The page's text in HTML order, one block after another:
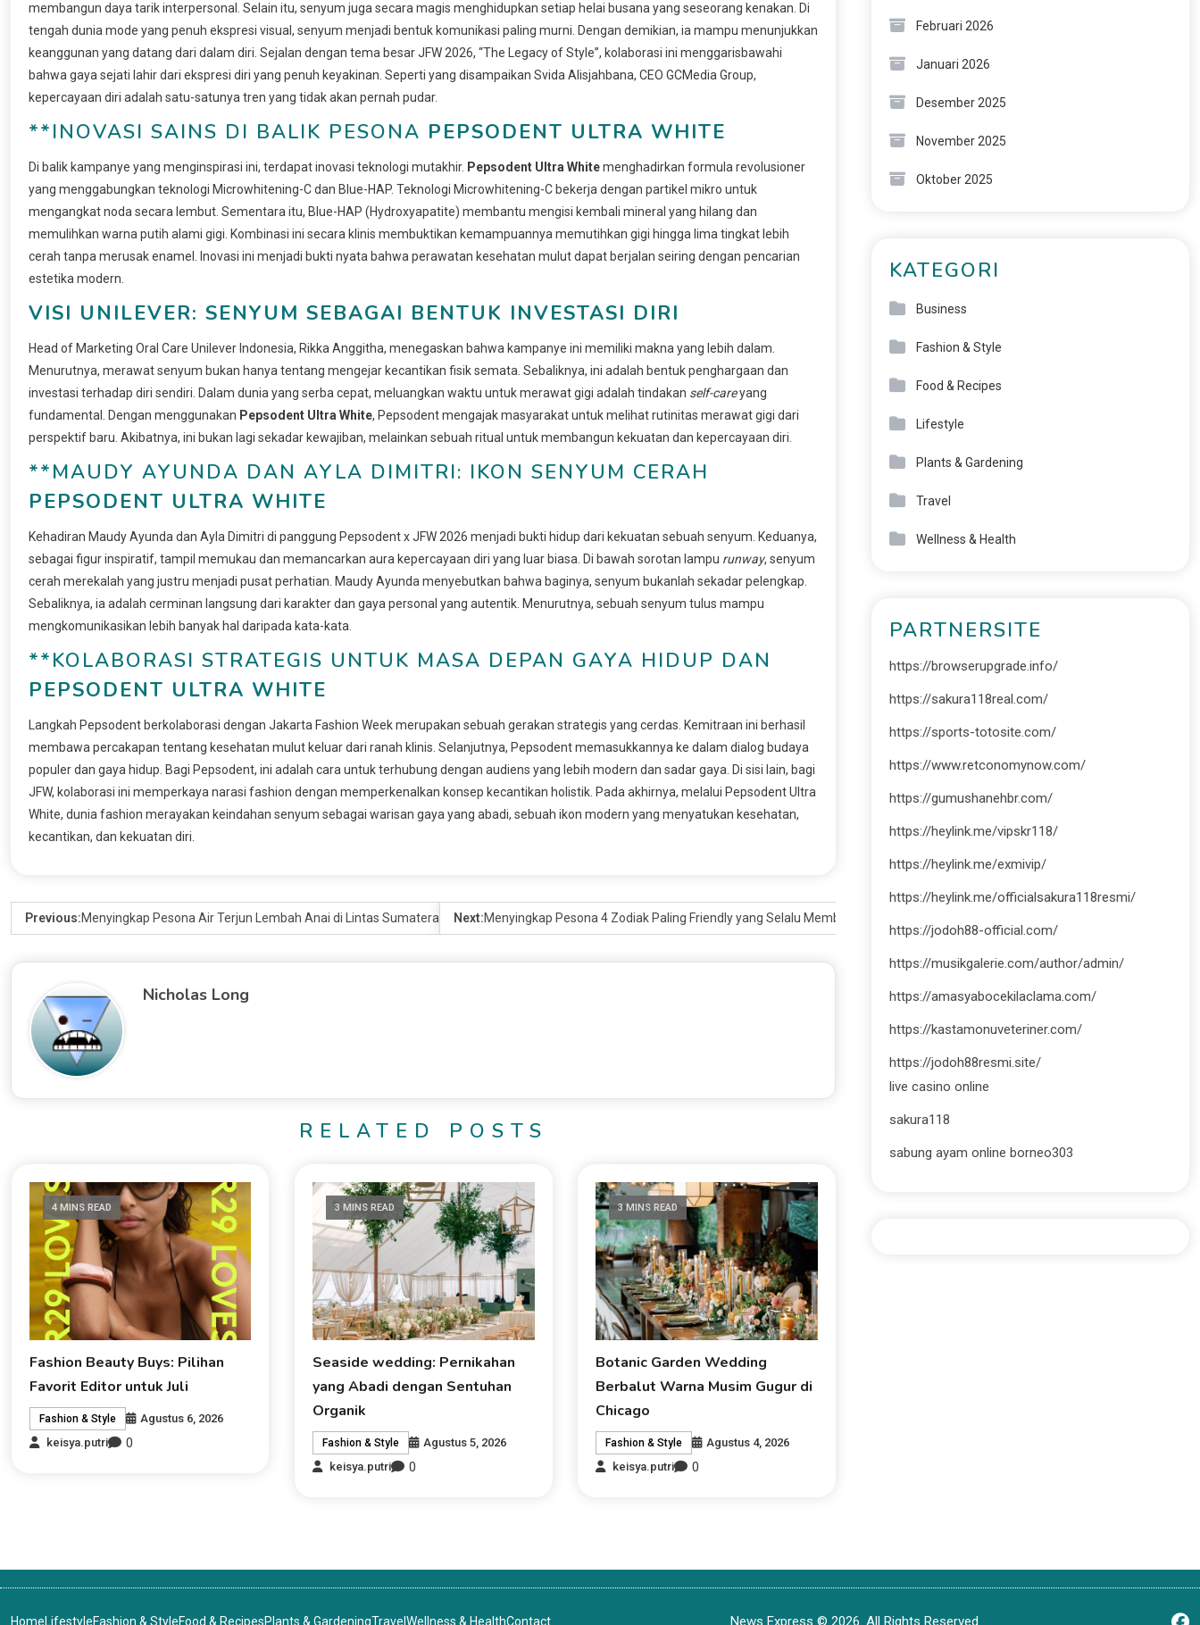
membangun daya tarik interpersonal. Selain itu, senyum juga secara magis menghidupkan setiap helai busana yang seseorang kenakan. Di
tengah dunia mode yang penuh ekspresi visual, senyum menjadi bentuk komunikasi paling murni. Dengan demikian, ia mampu menunjukkan
keanggunan yang datang dari dalam diri. Sejalan dengan tema besar JFW 2026, “The Legacy of Style”, kolaborasi ini menggarisbawahi
bahwa gaya sejati lahir dari ekspresi diri yang penuh keyakinan. Seperti yang disampaikan Svida Alisjahbana, CEO GCMedia Group,
kepercayaan diri adalah satu-satunya tren yang tidak akan pernah pudar.
**INOVASI SAINS DI BALIK PESONA PEPSODENT ULTRA WHITE
Di balik kampanye yang menginspirasi ini, terdapat inovasi teknologi mutakhir. Pepsodent Ultra Whitemenghadirkan formula revolusioner
yang menggabungkan teknologi Microwhitening-C dan Blue-HAP. Teknologi Microwhitening-C bekerja dengan partikel mikro untuk
mengangkat noda secara lembut. Sementara itu, Blue-HAP (Hydroxyapatite) membantu mengisi kembali mineral yang hilang dan
memulihkan warna putih alami gigi. Kombinasi ini secara klinis membuktikan kemampuannya memutihkan gigi hingga lima tingkat lebih
cerah tanpa merusak enamel. Inovasi ini menjadi bukti nyata bahwa perawatan kesehatan mulut dapat berjalan seiring dengan pencarian
estetika modern.
VISI UNILEVER: SENYUM SEBAGAI BENTUK INVESTASI DIRI
Head of Marketing Oral Care Unilever Indonesia, Rikka Anggitha, menegaskan bahwa kampanye ini memiliki makna yang lebih dalam.
Menurutnya, merawat senyum bukan hanya tentang mengejar kecantikan fisik semata. Sebaliknya, ini adalah bentuk penghargaan dan
investasi terhadap diri sendiri. Dalam dunia yang serba cepat, meluangkan waktu untuk merawat gigi adalah tindakan self-careyang
fundamental. Dengan menggunakan Pepsodent Ultra White, Pepsodent mengajak masyarakat untuk melihat rutinitas merawat gigi dari
perspektif baru. Akibatnya, ini bukan lagi sekadar kewajiban, melainkan sebuah ritual untuk membangun kekuatan dan kepercayaan diri.
**MAUDY AYUNDA DAN AYLA DIMITRI: IKON SENYUM CERAH
PEPSODENT ULTRA WHITE
Kehadiran Maudy Ayunda dan Ayla Dimitri di panggung Pepsodent x JFW 2026 menjadi bukti hidup dari kekuatan sebuah senyum. Keduanya,
sebagai figur inspiratif, tampil memukau dan memancarkan aura kepercayaan diri yang luar biasa. Di bawah sorotan lampu runway, senyum
cerah merekalah yang justru menjadi pusat perhatian. Maudy Ayunda menyebutkan bahwa baginya, senyum bukanlah sekadar pelengkap.
Sebaliknya, ia adalah cerminan langsung dari karakter dan gaya personal yang autentik. Menurutnya, sebuah senyum tulus mampu
mengkomunikasikan lebih banyak hal daripada kata-kata.
**KOLABORASI STRATEGIS UNTUK MASA DEPAN GAYA HIDUP DAN
PEPSODENT ULTRA WHITE
Langkah Pepsodent berkolaborasi dengan Jakarta Fashion Week merupakan sebuah gerakan strategis yang cerdas. Kemitraan ini berhasil
membawa percakapan tentang kesehatan mulut keluar dari ranah klinis. Selanjutnya, Pepsodent memasukkannya ke dalam dialog budaya
populer dan gaya hidup. Bagi Pepsodent, ini adalah cara untuk terhubung dengan audiens yang lebih modern dan sadar gaya. Di sisi lain, bagi
JFW, kolaborasi ini memperkaya narasi fashion dengan memperkenalkan konsep kecantikan holistik. Pada akhirnya, melalui Pepsodent Ultra
White, dunia fashion merayakan keindahan senyum sebagai warisan gaya yang abadi, sebuah ikon modern yang menyatukan kesehatan,
kecantikan, dan kekuatan diri.
Previous:Menyingkap Pesona Air Terjun Lembah Anai di Lintas Sumatera Next:Menyingkap Pesona 4 Zodiak Paling Friendly yang Selalu Membuat Nyaman
Nicholas Long
RELATED POSTS
4 MINS READ
Fashion Beauty Buys: Pilihan
Favorit Editor untuk Juli
Fashion & Style
Agustus 6, 2026
keisya.putri
0
3 MINS READ
Seaside wedding: Pernikahan
yang Abadi dengan Sentuhan
Organik
Fashion & Style
Agustus 5, 2026
keisya.putri
0
3 MINS READ
Botanic Garden Wedding
Berbalut Warna Musim Gugur di
Chicago
Fashion & Style
Agustus 4, 2026
keisya.putri
0
Februari 2026
Januari 2026
Desember 2025
November 2025
Oktober 2025
KATEGORI
Business
Fashion & Style
Food & Recipes
Lifestyle
Plants & Gardening
Travel
Wellness & Health
PARTNERSITE
https://browserupgrade.info/
https://sakura118real.com/
https://sports-totosite.com/
https://www.retconomynow.com/
https://gumushanehbr.com/
https://heylink.me/vipskr118/
https://heylink.me/exmivip/
https://heylink.me/officialsakura118resmi/
https://jodoh88-official.com/
https://musikgalerie.com/author/admin/
https://amasyabocekilaclama.com/
https://kastamonuveteriner.com/
https://jodoh88resmi.site/
live casino online
sakura118
sabung ayam online borneo303
HomeLifestyleFashion & StyleFood & RecipesPlants & GardeningTravel Wellness & HealthContact News Express © 2026. All Rights Reserved.